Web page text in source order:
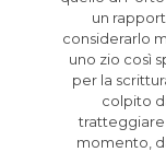
un
considerarlo
uno zio così
per la
colpito
tratteggiare
momento,